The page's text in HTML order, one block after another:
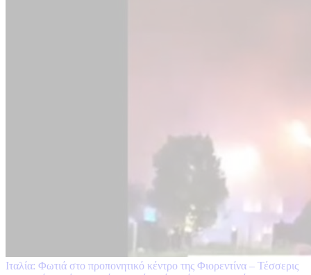
Ιταλία: Φωτιά στο προπονητικό κέντρο της Φιορεντίνα – Τέσσερις